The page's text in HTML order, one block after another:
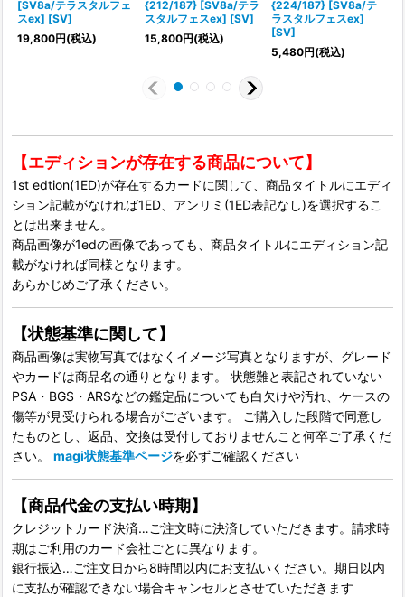
[SV8a/テラスタルフェ
スex] [SV]
19,800円(税込)
{212/187} [SV8a/テラ
スタルフェスex] [SV]
15,800円(税込)
{224/187} [SV8a/テ
ラスタルフェスex]
[SV]
5,480円(税込)
【エディションが存在する商品について】
1st edtion(1ED)が存在するカードに関して、商品タイトルにエディ
ション記載がなければ1ED、アンリミ(1ED表記なし)を選択するこ
とは出来ません。
商品画像が1edの画像であっても、商品タイトルにエディション記
載がなければ同様となります。
あらかじめご了承ください。
【状態基準に関して】
商品画像は実物写真ではなくイメージ写真となりますが、グレード
やカードは商品名の通りとなります。 状態難と表記されていない
PSA・BGS・ARSなどの鑑定品についても白欠けや汚れ、ケースの
傷等が見受けられる場合がございます。 ご購入した段階で同意し
たものとし、返品、交換は受付しておりませんこと何卒ご了承くだ
さい。 magi状態基準ページを必ずご確認ください
【商品代金の支払い時期】
クレジットカード決済…ご注文時に決済していただきます。請求時
期はご利用のカード会社ごとに異なります。
銀行振込…ご注文日から8時間以内にお支払いください。期日以内
に支払が確認できない場合キャンセルとさせていただきます